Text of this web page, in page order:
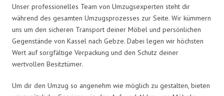
Unser professionelles Team von Umzugsexperten steht dir
während des gesamten Umzugsprozesses zur Seite. Wir kümmern
uns um den sicheren Transport deiner Möbel und persönlichen
Gegenstände von Kassel nach Gebze. Dabei legen wir höchsten
Wert auf sorgfältige Verpackung und den Schutz deiner
wertvollen Besitztümer.
Um dir den Umzug so angenehm wie möglich zu gestalten, bieten